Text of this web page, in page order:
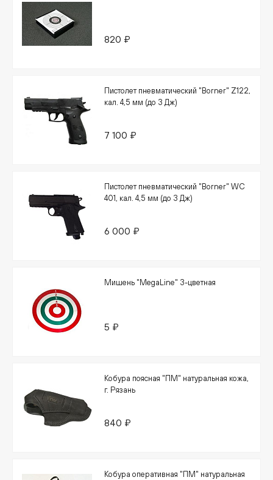
820 ₽
Пистолет пневматический "Borner" Z122,
кал. 4,5 мм (до 3 Дж)
7 100 ₽
Пистолет пневматический "Borner" WC
401, кал. 4,5 мм (до 3 Дж)
6 000 ₽
Мишень "MegaLine" 3-цветная
5 ₽
Кобура поясная "ПМ" натуральная кожа,
г. Рязань
840 ₽
Кобура оперативная "ПМ" натуральная